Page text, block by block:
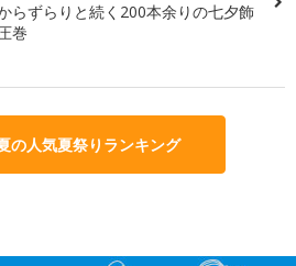
らずらりと続く200本余りの七夕飾
巻
の人気夏祭りランキング